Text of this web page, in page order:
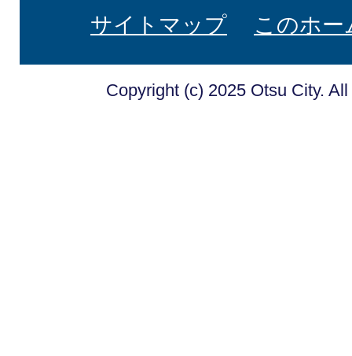
サイトマップ このホ
Copyright (c) 2025 Otsu City.